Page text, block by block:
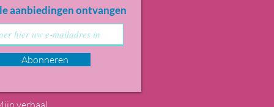
aanbiedingen ontvangen
Abonneren
verhaal